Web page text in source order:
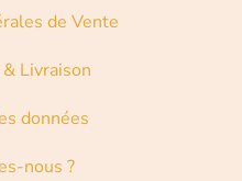
de Vente
Livraison
données
nous ?